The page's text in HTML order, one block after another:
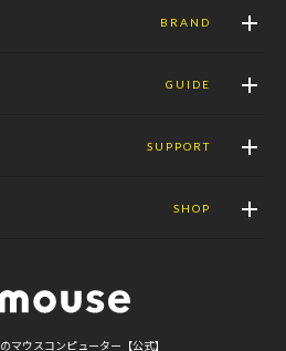
BRAND
GUIDE
SUPPORT
SHOP
マウスコンピューター【公式】